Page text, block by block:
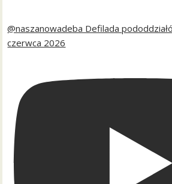
@naszanowadeba Defilada
czerwca 2026